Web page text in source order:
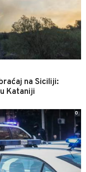
na Siciliji:
Kataniji
0